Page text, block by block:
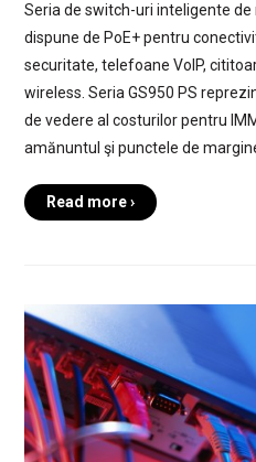
Seria de switch-uri inteligente de
dispune de PoE+ pentru
securitate, telefoane VoIP,
wireless. Seria GS950 PS
de vedere al costurilor pentru
amănuntul şi punctele de
Read more ›